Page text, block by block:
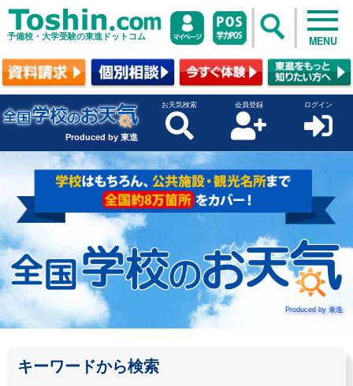
予備校・大学受験の東進ドットコム MENU
Produced by 東進
お天気検索 会員登録 ログイン
Produced by 東進
キーワードから検索